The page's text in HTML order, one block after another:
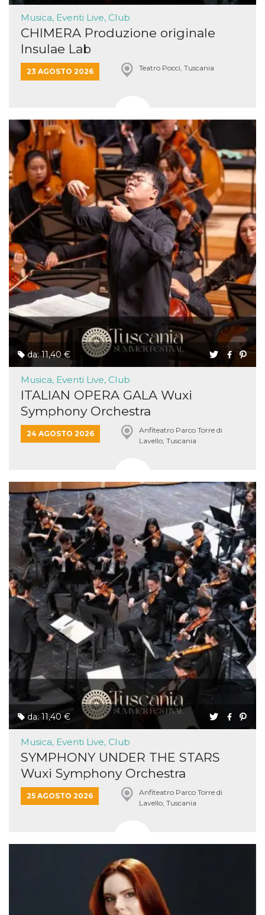
Musica, Eventi Live, Club
CHIMERA Produzione originale
Insulae Lab
23 AGOSTO 2026 Teatro Pocci, Tuscania
da: 11,40 €
Musica, Eventi Live, Club
ITALIAN OPERA GALA Wuxi
Symphony Orchestra
24 AGOSTO 2026
Anfiteatro Parco Torre di
Lavello, Tuscania
da: 11,40 €
Musica, Eventi Live, Club
SYMPHONY UNDER THE STARS
Wuxi Symphony Orchestra
25 AGOSTO 2026
Anfiteatro Parco Torre di
Lavello, Tuscania